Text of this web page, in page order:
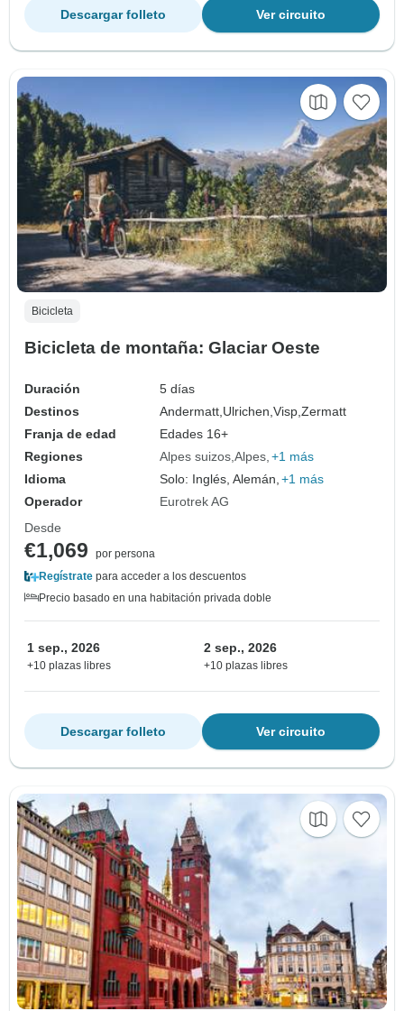
Ver circuito
Descargar folleto
Bicicleta
Bicicleta de montaña: Glaciar Oeste
Duración
5 días
Destinos
Andermatt, Ulrichen,Visp,Zermatt
Franja de edad
Edades 16+
Regiones
Alpes suizos Alpes +1 más
Idioma
Solo: Inglés, Alemán, +1 más
Operador
Eurotrek AG
Desde
€1,069
por persona
Regístrate para acceder a los descuentos
Precio basado en una habitación privada doble
1 sep., 2026
+10 plazas libres
2 sep., 2026
+10 plazas libres
Ver circuito
Descargar folleto